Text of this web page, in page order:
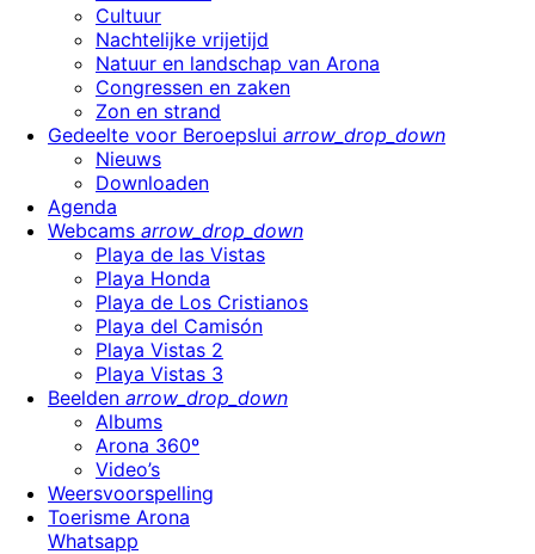
Cultuur
Nachtelijke vrijetijd
Natuur en landschap van Arona
Congressen en zaken
Zon en strand
Gedeelte voor Beroepslui arrow_drop_down
Nieuws
Downloaden
Agenda
Webcams arrow_drop_down
Playa de las Vistas
Playa Honda
Playa de Los Cristianos
Playa del Camisón
Playa Vistas 2
Playa Vistas 3
Beelden arrow_drop_down
Albums
Arona 360º
Video’s
Weersvoorspelling
Toerisme Arona
Whatsapp